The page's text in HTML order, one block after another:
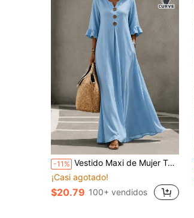
-11% Vestido Maxi de Mujer Talla Grande Primavera/Verano Azul Claro Liso, Cuello con Muesca, Detalle de Botones, Manga 3/4 con Volantes, Silueta Suelta y Fluida en Línea A, Estilo Elegante Casual para Vacaciones
¡Casi agotado!
$20.79 100+ vendidos